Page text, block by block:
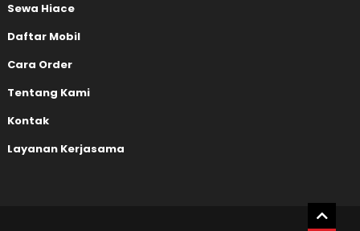
Sewa Hiace
Daftar Mobil
Cara Order
Tentang Kami
Kontak
Layanan Kerjasama